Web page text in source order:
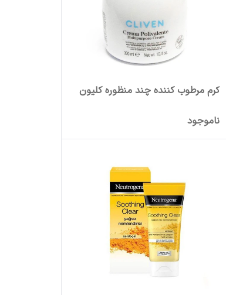
کرم مرطوب کننده چند منظوره کلیون
ناموجود